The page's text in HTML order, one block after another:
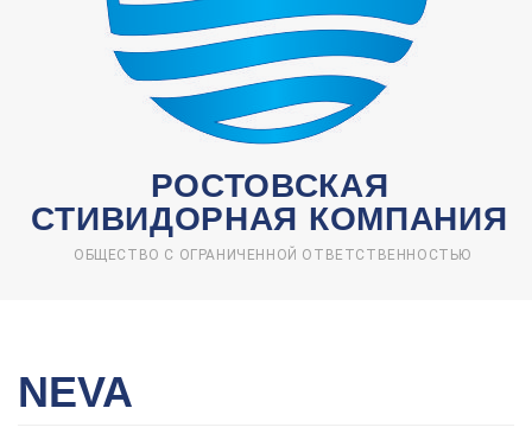
РОСТОВСКАЯ
СТИВИДОРНАЯ КОМПАНИЯ
ОБЩЕСТВО С ОГРАНИЧЕННОЙ ОТВЕТСТВЕННОСТЬЮ
NEVA